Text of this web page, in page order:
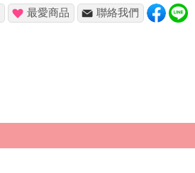
最愛商品 聯絡我們 ✖